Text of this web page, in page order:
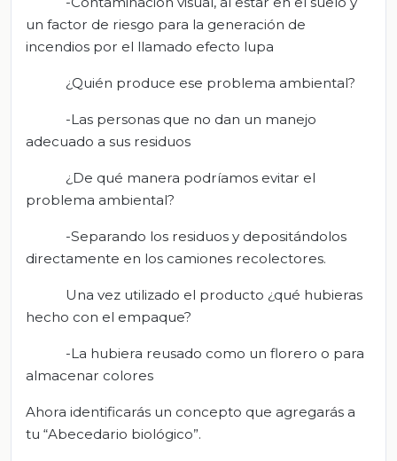
un factor de riesgo para la generación de
incendios por el llamado efecto lupa
¿Quién produce ese problema ambiental?
-Las personas que no dan un manejo
adecuado a sus residuos
¿De qué manera podríamos evitar el
problema ambiental?
-Separando los residuos y depositándolos
directamente en los camiones recolectores.
Una vez utilizado el producto ¿qué hubieras
hecho con el empaque?
-La hubiera reusado como un florero o para
almacenar colores
Ahora identificarás un concepto que agregarás a
tu “Abecedario biológico”.